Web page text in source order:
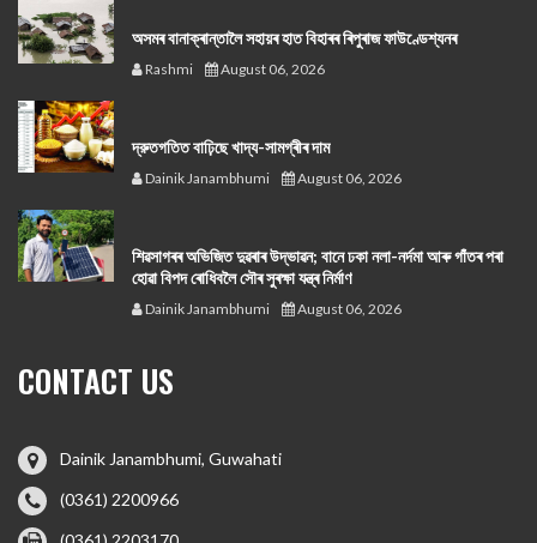
অসমৰ বানাক্ৰান্তালৈ সহায়ৰ হাত বিহাৰৰ ৰিপুৰাজ ফাউণ্ডেশ্যনৰ
Rashmi August 06, 2026
দ্রুতগতিত বাঢ়িছে খাদ্য-সামগ্ৰীৰ দাম
Dainik Janambhumi August 06, 2026
শিৱসাগৰৰ অভিজিত দুৱৰাৰ উদ্ভাৱন; বানে ঢকা নলা-নৰ্দমা আৰু গাঁতৰ পৰা
হোৱা বিপদ ৰোধিবলৈ সৌৰ সুৰক্ষা যন্ত্ৰ নিৰ্মাণ
Dainik Janambhumi August 06, 2026
CONTACT US
Dainik Janambhumi, Guwahati
(0361) 2200966